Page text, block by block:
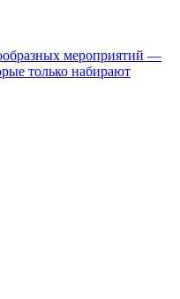
мероприятий —
только набирают